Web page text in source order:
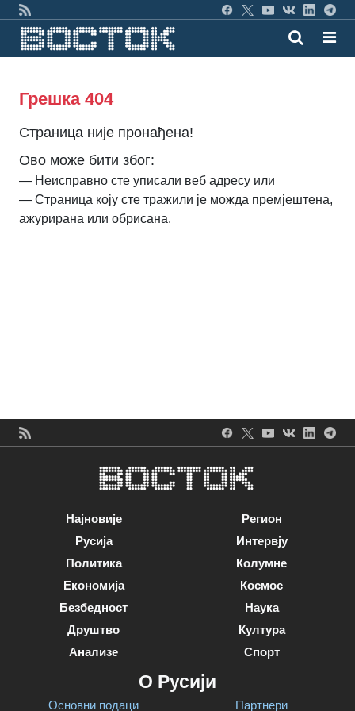
Грешка 404
Страница није пронађена!
Ово може бити због:
— Неисправно сте уписали веб адресу или
— Страница коју сте тражили је можда премјештена,
ажурирана или обрисана.
Најновије
Русија
Политика
Економија
Безбедност
Друштво
Анализе
Регион
Интервју
Колумне
Космос
Наука
Култура
Спорт
О Русији
Основни подаци Партнери